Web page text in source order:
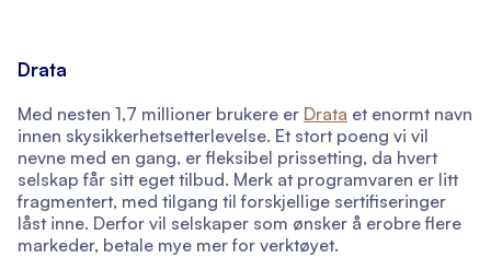
Drata
Med nesten 1,7 millioner brukere er Drata et enormt navn
innen skysikkerhetsetterlevelse. Et stort poeng vi vil
nevne med en gang, er fleksibel prissetting, da hvert
selskap får sitt eget tilbud. Merk at programvaren er litt
fragmentert, med tilgang til forskjellige sertifiseringer
låst inne. Derfor vil selskaper som ønsker å erobre flere
markeder, betale mye mer for verktøyet.